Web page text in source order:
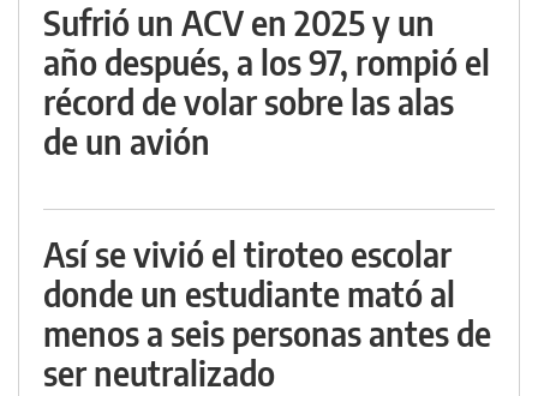
Sufrió un ACV en 2025 y un
año después, a los 97, rompió el
récord de volar sobre las alas
de un avión
Así se vivió el tiroteo escolar
donde un estudiante mató al
menos a seis personas antes de
ser neutralizado